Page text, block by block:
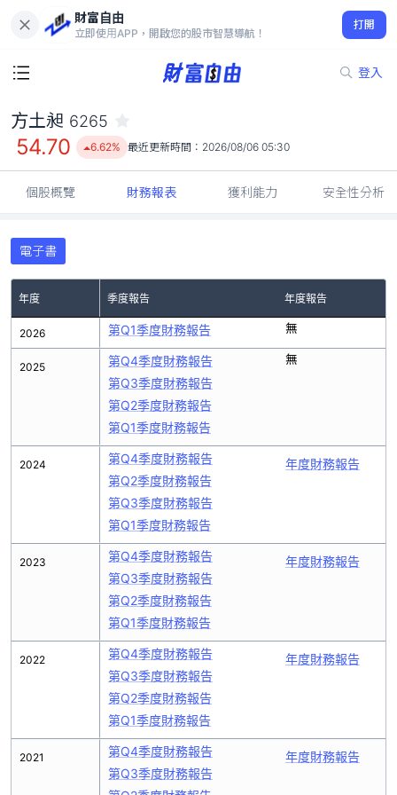
財富自由
立即使用APP，開啟您的股市智慧導航！
打開
登入
54.70
6.62%
方土昶 6265
54.70 6.62% 最近更新時間： 2026/08/06 05:30
個股概覽 財務報表 獲利能力 安全性分析
電子書
年度 季度報告 年度報告
2026
2025
2024
2023
2022
2021
第Q1季度財務報告 無
第Q4季度財務報告
第Q3季度財務報告
第Q2季度財務報告
第Q1季度財務報告
無
第Q4季度財務報告
第Q2季度財務報告
第Q3季度財務報告
第Q1季度財務報告
年度財務報告
第Q4季度財務報告
第Q3季度財務報告
第Q2季度財務報告
第Q1季度財務報告
年度財務報告
第Q4季度財務報告
第Q3季度財務報告
第Q2季度財務報告
第Q1季度財務報告
年度財務報告
第Q4季度財務報告
第Q3季度財務報告
年度財務報告